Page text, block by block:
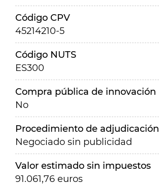
Código CPV
45214210-5
Código NUTS
ES300
Compra pública de innovación
No
Procedimiento de adjudicación
Negociado sin publicidad
Valor estimado sin impuestos
91.061,76 euros